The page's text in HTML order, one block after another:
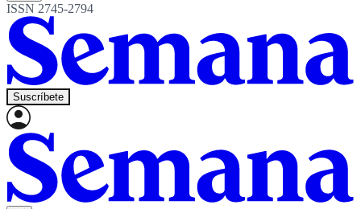
ISSN 2745-2794
Suscríbete